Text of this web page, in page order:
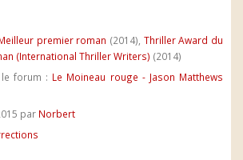
premier roman (2014), Thriller Award du
(International Thriller Writers) (2014)
forum : Le Moineau rouge - Jason Matthews
par Norbert